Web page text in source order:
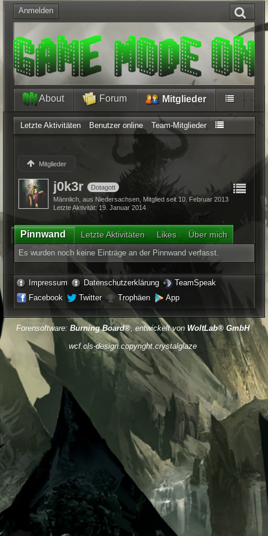
Anmelden
About Forum Mitglieder
Letzte Aktivitäten Benutzer online Team-Mitglieder
Mitglieder
j0k3r Dotagott
Männlich aus Niedersachsen Mitglied seit 10. Februar 2013
Letzte Aktivität 19. Januar 2014
Pinnwand Letzte Aktivitäten Likes Über mich
Es wurden noch keine Einträge an der Pinnwand verfasst.
Impressum Datenschutzerklärung
TeamSpeak
Facebook
Twitter Trophäen App
Forensoftware: Burning Board®, entwickelt von WoltLab® GmbH
wcf.cls-design.copyright.crystalglaze